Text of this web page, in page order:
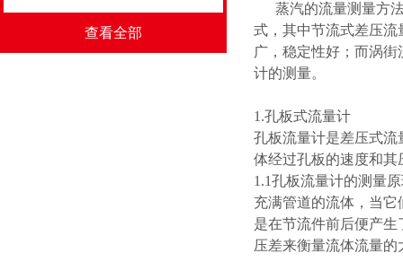
查看全部
蒸汽的流量测量方法
式，其中节流式差压
广，稳定性好；而涡
计的测量。
1.孔板式流量计
孔板流量计是差压式流
体经过孔板的速度和
1.1孔板流量计的测量
充满管道的流体，当
是在节流件前后便产
压差来衡量流体流量